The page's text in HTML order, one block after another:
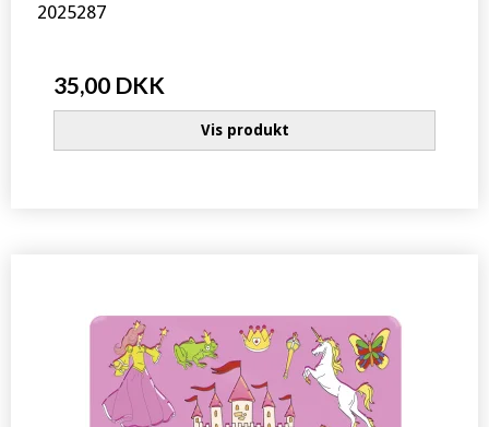
2025287
35,00 DKK
Vis produkt